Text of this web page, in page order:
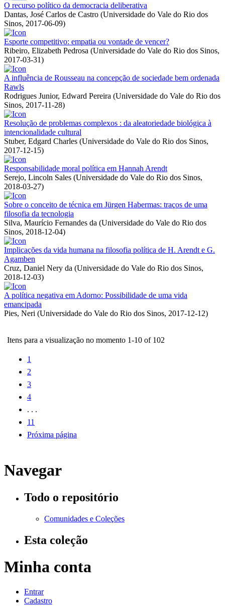
O recurso político da democracia deliberativa
Dantas, José Carlos de Castro (Universidade do Vale do Rio dos
Sinos, 2017-06-09)
Esporte competitivo: empatia ou vontade de vencer?
Ribeiro, Elizabeth Pedrosa (Universidade do Vale do Rio dos Sinos,
2017-03-31)
A influência de Rousseau na concepção de sociedade bem ordenada
Rawls
Rodrigues Junior, Edward Pereira (Universidade do Vale do Rio dos
Sinos, 2017-11-28)
Resolução de problemas complexos : da aleatoriedade biológica à
intencionalidade cultural
Stuber, Edgard Charles (Universidade do Vale do Rio dos Sinos,
2017-12-15)
Responsabilidade moral política em Hannah Arendt
Serejo, Lincoln Sales (Universidade do Vale do Rio dos Sinos,
2018-03-27)
Sobre o conceito de técnica em Jürgen Habermas: traços de uma
filosofia da tecnologia
Silva, Maurício Fernandes da (Universidade do Vale do Rio dos
Sinos, 2018-12-04)
Implicações da vida humana na filosofia política de H. Arendt e G.
Agamben
Cruz, Daniel Nery da (Universidade do Vale do Rio dos Sinos,
2018-12-03)
A política negativa em Adorno: Possibilidade de uma vida
emancipada
Pies, Neri (Universidade do Vale do Rio dos Sinos, 2017-12-12)
Itens para a visualização no momento 1-10 of 102
1
2
3
4
. . .
11
Próxima página
Navegar
Todo o repositório
Comunidades e Coleções
Esta coleção
Minha conta
Entrar
Cadastro